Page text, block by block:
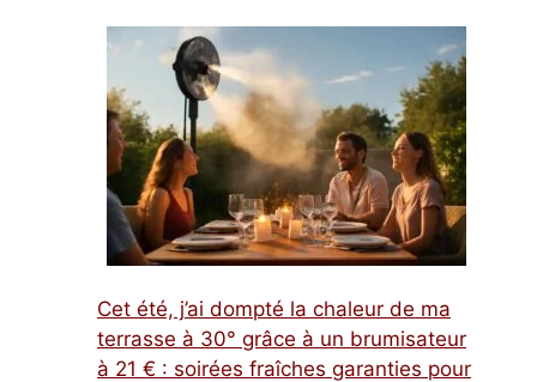
Cet été, j’ai dompté la chaleur de ma
terrasse à 30° grâce à un brumisateur
à 21 € : soirées fraîches garanties pour